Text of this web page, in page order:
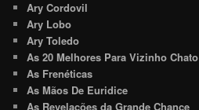
Ary Cordovil
Ary Lobo
Ary Toledo
As 20 Melhores Para Vizinho Chato
As Frenéticas
As Mãos De Euridice
As Revelações da Grande Chance